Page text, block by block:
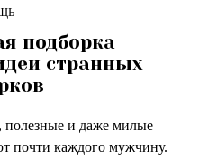
подборка
странных
полезные и даже милые
почти каждого мужчину.